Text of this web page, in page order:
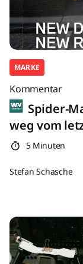
MARKE
Kommentar
Spider-
weg vom
5 Minuten
Stefan Schasche